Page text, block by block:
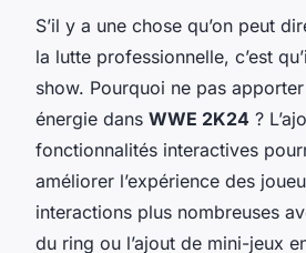
S’il y a une chose qu’on peut
la lutte professionnelle, c’est
show. Pourquoi ne pas
énergie dans WWE 2K24 ?
fonctionnalités interactives
améliorer l’expérience des
interactions plus nombreuses
du ring ou l’ajout de mini-jeux